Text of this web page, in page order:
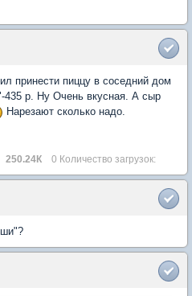
принести пиццу в соседний дом
435 р. Ну Очень вкусная. А сыр
Нарезают сколько надо.
250.24К 0 Количество загрузок: